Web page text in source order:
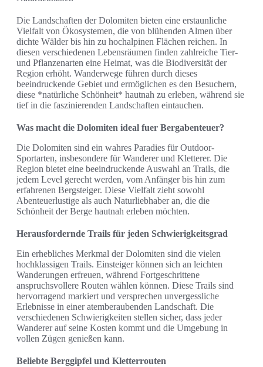
Die Landschaften der Dolomiten bieten eine erstaunliche
Vielfalt von Ökosystemen, die von blühenden Almen über
dichte Wälder bis hin zu hochalpinen Flächen reichen. In
diesen verschiedenen Lebensräumen finden zahlreiche Tier-
und Pflanzenarten eine Heimat, was die Biodiversität der
Region erhöht. Wanderwege führen durch dieses
beeindruckende Gebiet und ermöglichen es den Besuchern,
diese *natürliche Schönheit* hautnah zu erleben, während sie
tief in die faszinierenden Landschaften eintauchen.
Was macht die Dolomiten ideal fuer Bergabenteuer?
Die Dolomiten sind ein wahres Paradies für Outdoor-
Sportarten, insbesondere für Wanderer und Kletterer. Die
Region bietet eine beeindruckende Auswahl an Trails, die
jedem Level gerecht werden, vom Anfänger bis hin zum
erfahrenen Bergsteiger. Diese Vielfalt zieht sowohl
Abenteuerlustige als auch Naturliebhaber an, die die
Schönheit der Berge hautnah erleben möchten.
Herausfordernde Trails für jeden Schwierigkeitsgrad
Ein erhebliches Merkmal der Dolomiten sind die vielen
hochklassigen Trails. Einsteiger können sich an leichten
Wanderungen erfreuen, während Fortgeschrittene
anspruchsvollere Routen wählen können. Diese Trails sind
hervorragend markiert und versprechen unvergessliche
Erlebnisse in einer atemberaubenden Landschaft. Die
verschiedenen Schwierigkeiten stellen sicher, dass jeder
Wanderer auf seine Kosten kommt und die Umgebung in
vollen Zügen genießen kann.
Beliebte Berggipfel und Kletterrouten